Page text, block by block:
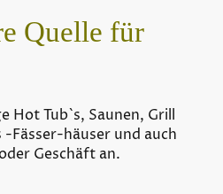
Quelle für
Hot Tub`s, Saunen, Grill
Fässer-häuser und auch
Geschäft an.